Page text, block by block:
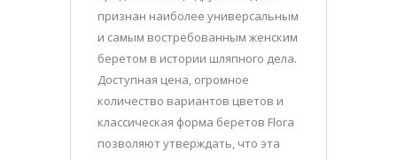
признан наиболее универсальным
и самым востребованным женским
беретом в истории шляпного дела.
Доступная цена, огромное
количество вариантов цветов и
классическая форма беретов Flora
позволяют утверждать, что эта